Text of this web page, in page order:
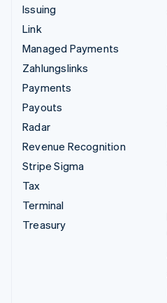
Issuing
Link
Managed Payments
Zahlungslinks
Payments
Payouts
Radar
Revenue Recognition
Stripe Sigma
Tax
Terminal
Treasury